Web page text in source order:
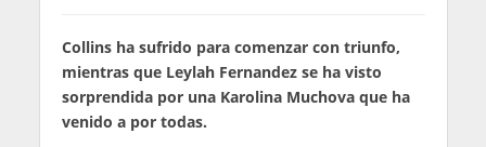
Collins ha sufrido para comenzar con triunfo,
mientras que Leylah Fernandez se ha visto
sorprendida por una Karolina Muchova que ha
venido a por todas.